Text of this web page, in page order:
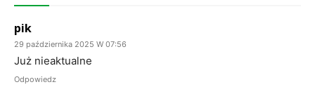
pik
29 października 2025 W 07:56
Już nieaktualne
Odpowiedz